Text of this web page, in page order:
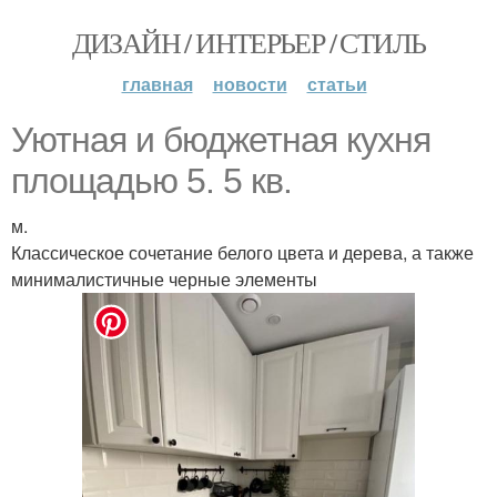
ДИЗАЙН / ИНТЕРЬЕР / СТИЛЬ
главная новости статьи
Уютная и бюджетная кухня
площадью 5. 5 кв.
м.
Классическое сочетание белого цвета и дерева, а также
минималистичные черные элементы